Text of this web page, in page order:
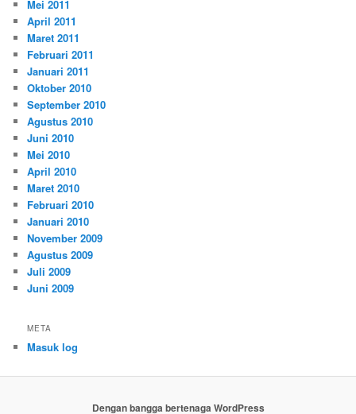
Mei 2011
April 2011
Maret 2011
Februari 2011
Januari 2011
Oktober 2010
September 2010
Agustus 2010
Juni 2010
Mei 2010
April 2010
Maret 2010
Februari 2010
Januari 2010
November 2009
Agustus 2009
Juli 2009
Juni 2009
META
Masuk log
Dengan bangga bertenaga WordPress